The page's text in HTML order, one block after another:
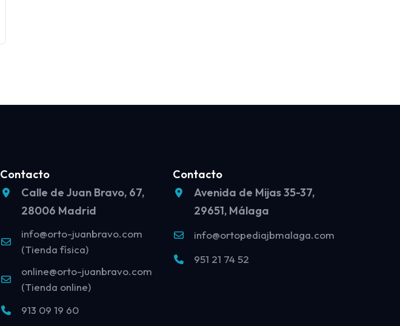
Contacto
Calle de Juan Bravo, 67,
28006 Madrid
info@orto-juanbravo.com
(Tienda física)
online@orto-juanbravo.com
(Tienda online)
913 09 19 60
Contacto
Avenida de Mijas 35-37,
29651, Málaga
info@ortopediajbmalaga.com
951 21 74 52